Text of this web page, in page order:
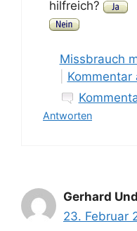
hilfreich?
Missbrauch
Kommentar
Antworten
Gerhard
23. Februar